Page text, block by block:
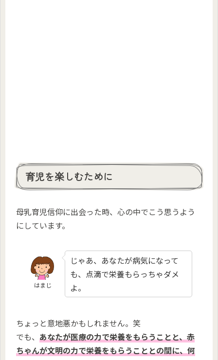
育児を楽しむために
母乳育児信仰に出会った時、心の中でこう思うよう
にしています。
はまじ
じゃあ、あなたが病気になって
も、点滴で栄養もらっちゃダメ
よ。
ちょっと意地悪かもしれません。笑
でも、 あなたが医療の力で栄養をもらうことと、赤
ちゃんが文明の力で栄養をもらうこととの間に、何